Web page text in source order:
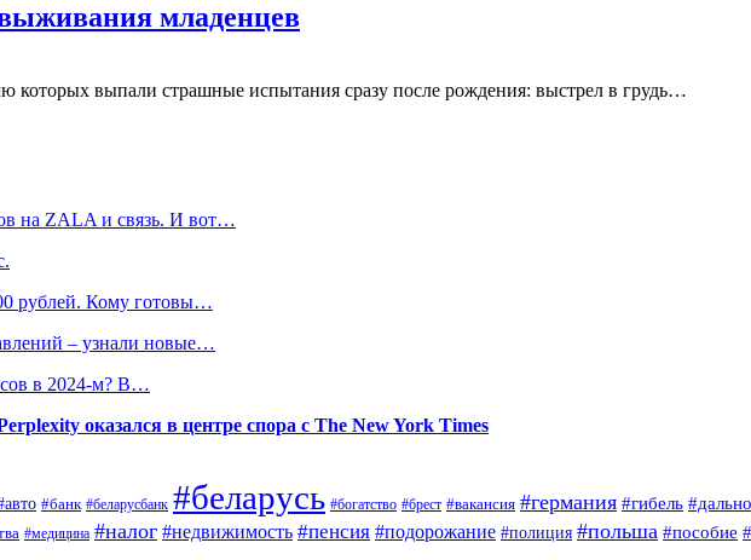
младенцев
которых выпали страшные испытания сразу после рождения: выстрел в грудь…
на ZALA и связь. И вот…
рублей. Кому готовы…
– узнали новые…
в 2024-м? В…
оказался в центре спора с The New York Times
#банк #беларусбанк #беларусь #богатство #брест #вакансия #германия #гибель
#медицина #налог #недвижимость #пенсия #подорожание #полиция #польша #пособие